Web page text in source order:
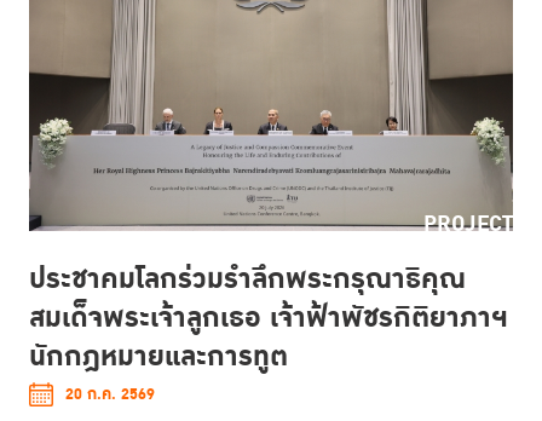
ประชาคมโลกร่วมรำลึกพระกรุณาธิคุณ
สมเด็จพระเจ้าลูกเธอ เจ้าฟ้าพัชรกิติยาภาฯ
นักกฎหมายและการทูต
20 ก.ค. 2569
PROJECT